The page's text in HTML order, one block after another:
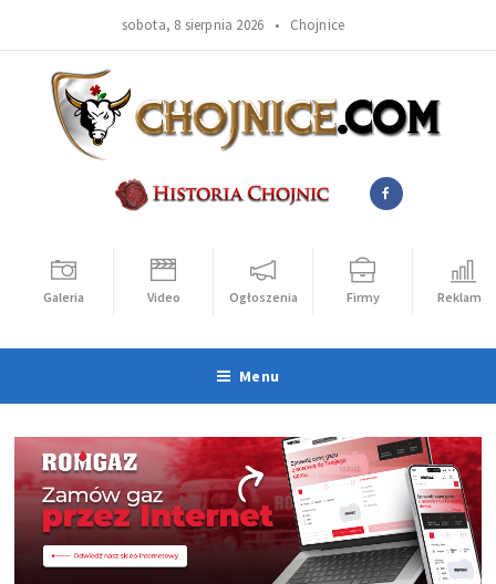
sobota, 8 sierpnia 2026 • Chojnice
Galeria Video Ogłoszenia Firmy Reklama
Menu